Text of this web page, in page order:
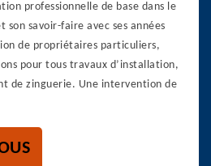
professionnelle de base dans le
savoir-faire avec ses années
de propriétaires particuliers,
pour tous travaux d’installation,
de zinguerie. Une intervention de